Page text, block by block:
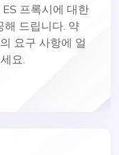
프록시에 대한
해 드립니다. 약
요구 사항에 얼
요.